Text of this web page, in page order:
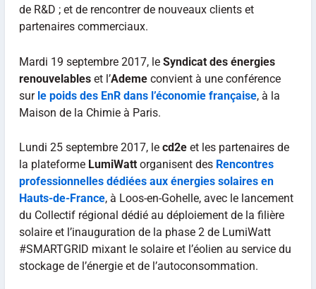
de R&D ; et de rencontrer de nouveaux clients et
partenaires commerciaux.
Mardi 19 septembre 2017, le Syndicat des énergies
renouvelableset l’Ademeconvient à une conférence
sur le poids des EnR dans l’économie française, à la
Maison de la Chimie à Paris.
Lundi 25 septembre 2017, le cd2eet les partenaires de
la plateforme LumiWattorganisent des Rencontres
professionnelles dédiées aux énergies solaires en
Hauts-de-France, à Loos-en-Gohelle, avec le lancement
du Collectif régional dédié au déploiement de la filière
solaire et l’inauguration de la phase 2 de LumiWatt
#SMARTGRID mixant le solaire et l’éolien au service du
stockage de l’énergie et de l’autoconsommation.